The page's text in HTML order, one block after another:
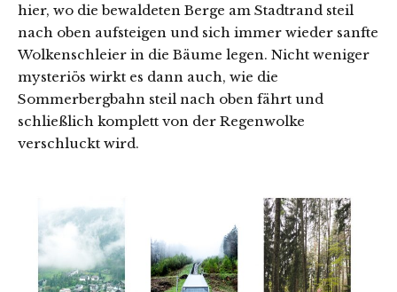
hier, wo die bewaldeten Berge am Stadtrand steil
nach oben aufsteigen und sich immer wieder sanfte
Wolkenschleier in die Bäume legen. Nicht weniger
mysteriös wirkt es dann auch, wie die
Sommerbergbahn steil nach oben fährt und
schließlich komplett von der Regenwolke
verschluckt wird.